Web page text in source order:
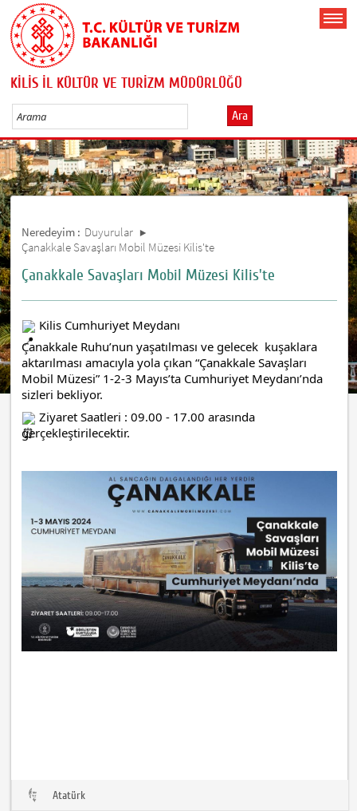
KİLİS İL KÜLTÜR VE TURİZM MÜDÜRLÜĞÜ
Ara
Neredeyim : Duyurular
Çanakkale Savaşları Mobil Müzesi Kilis'te
Çanakkale Savaşları Mobil Müzesi Kilis'te
Kilis Cumhuriyet Meydanı
Çanakkale Ruhu’nun yaşatılması ve gelecek  kuşaklara
aktarılması amacıyla yola çıkan “Çanakkale Savaşları
Mobil Müzesi” 1-2-3 Mayıs’ta Cumhuriyet Meydanı’nda
sizleri bekliyor.
Ziyaret Saatleri : 09.00 - 17.00 arasında
gerçekleştirilecektir.
Atatürk